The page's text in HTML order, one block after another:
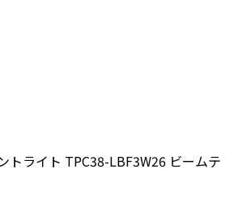
トライト TPC38-LBF3W26 ビームテ